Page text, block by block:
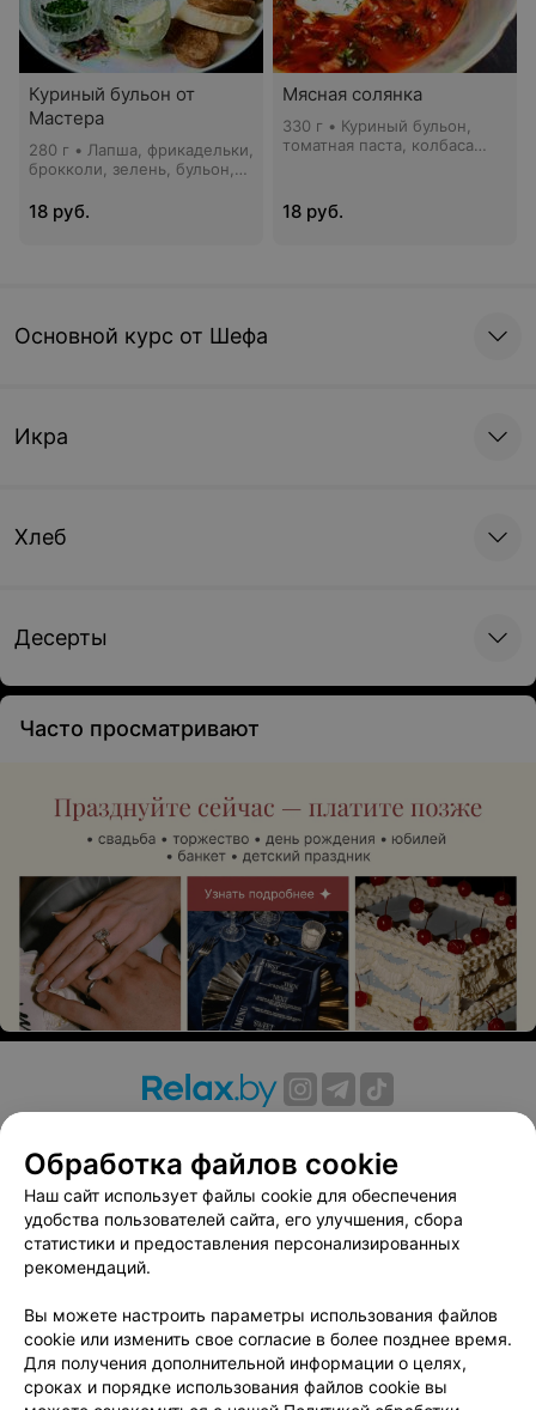
Куриный бульон от
Мастера
280 г • Лапша, фрикадельки,
брокколи, зелень, бульон,
печеного чеснока
18 руб.
Мясная солянка
330 г • Куриный бульон,
томатная паста, колбаса
укроп, оливки
18 руб.
Основной курс от Шефа
Икра
Хлеб
Десерты
Часто просматривают
Вакансии
Публичный договор
Способы оплаты
Публичный договор по использованию сервиса
«Афиша»
Пользовательское соглашение
Связаться по вопросам сотрудничества
Написать руководителю relax.by
Персональные настройки cookie
Обработка файлов cookie
Наш сайт использует файлы cookie для обеспечения
удобства пользователей сайта, его улучшения, сбора
статистики и предоставления персонализированных
рекомендаций.
Вы можете настроить параметры использования файлов
cookie или изменить свое согласие в более позднее время.
Для получения дополнительной информации о целях,
сроках и порядке использования файлов cookie вы